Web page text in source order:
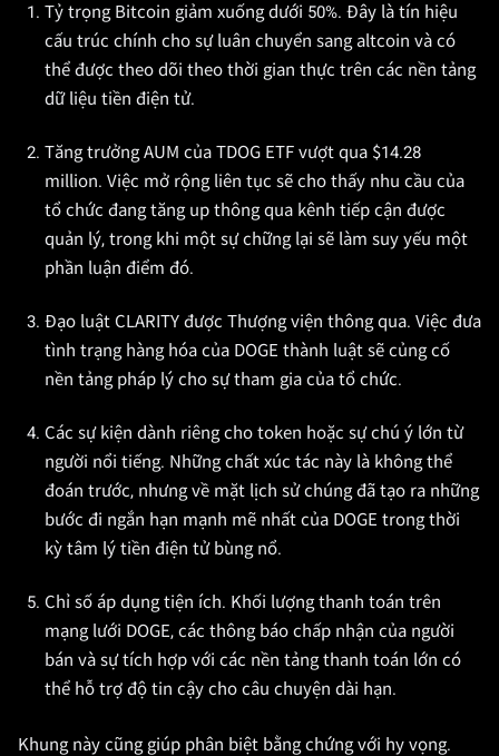
Tỷ trọng Bitcoin giảm xuống dưới 50%. Đây là tín hiệu
cấu trúc chính cho sự luân chuyển sang altcoin và có
thể được theo dõi theo thời gian thực trên các nền tảng
dữ liệu tiền điện tử.
Tăng trưởng AUM của TDOG ETF vượt qua $14.28
million. Việc mở rộng liên tục sẽ cho thấy nhu cầu của
tổ chức đang tăng up thông qua kênh tiếp cận được
quản lý, trong khi một sự chững lại sẽ làm suy yếu một
phần luận điểm đó.
Đạo luật CLARITY được Thượng viện thông qua. Việc đưa
tình trạng hàng hóa của DOGE thành luật sẽ củng cố
nền tảng pháp lý cho sự tham gia của tổ chức.
Các sự kiện dành riêng cho token hoặc sự chú ý lớn từ
người nổi tiếng. Những chất xúc tác này là không thể
đoán trước, nhưng về mặt lịch sử chúng đã tạo ra những
bước đi ngắn hạn mạnh mẽ nhất của DOGE trong thời
kỳ tâm lý tiền điện tử bùng nổ.
Chỉ số áp dụng tiện ích. Khối lượng thanh toán trên
mạng lưới DOGE, các thông báo chấp nhận của người
bán và sự tích hợp với các nền tảng thanh toán lớn có
thể hỗ trợ độ tin cậy cho câu chuyện dài hạn.
Khung này cũng giúp phân biệt bằng chứng với hy vọng.